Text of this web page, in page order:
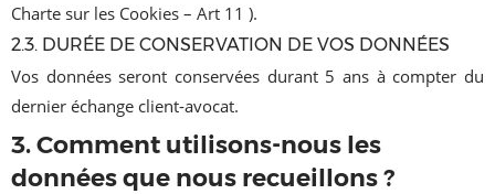
Charte sur les Cookies – Art 11 ).
2.3. DURÉE DE CONSERVATION DE VOS DONNÉES
Vos données seront conservées durant 5 ans à compter du
dernier échange client-avocat.
3. Comment utilisons-nous les
données que nous recueillons ?